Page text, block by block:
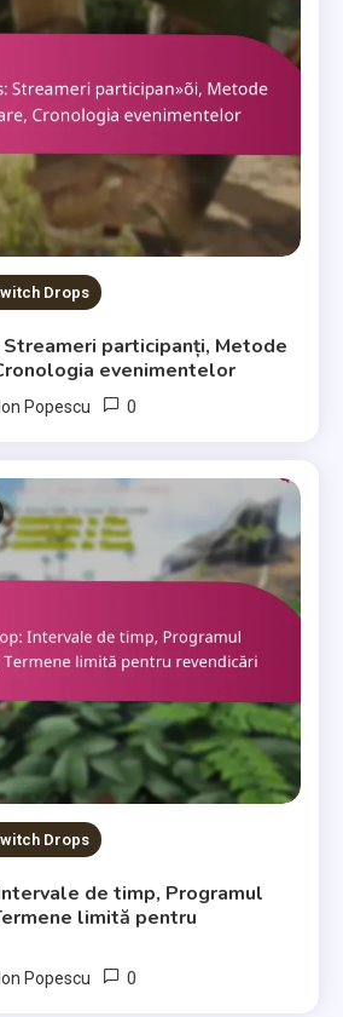
Drops
participanți, Metode
evenimentelor
Ion Popescu 0
Drops
de timp, Programul
limită pentru
Ion Popescu 0